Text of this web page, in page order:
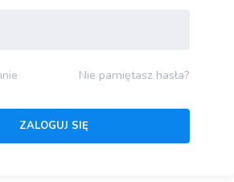
Nie pamiętasz hasła?